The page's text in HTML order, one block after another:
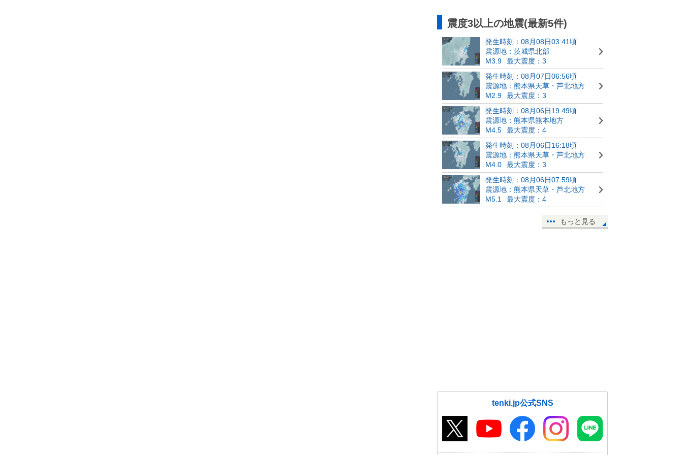
震度3以上の地震(最新5件)
発生時刻：08月08日03:41頃
震源地：茨城県北部
M3.9
最大震度：3
発生時刻：08月07日06:56頃
震源地：熊本県天草・芦北地方
M2.9
最大震度：3
発生時刻：08月06日19:49頃
震源地：熊本県熊本地方
M4.5
最大震度：4
発生時刻：08月06日16:18頃
震源地：熊本県天草・芦北地方
M4.0
最大震度：3
発生時刻：08月06日07:59頃
震源地：熊本県天草・芦北地方
M5.1
最大震度：4
もっと見る
tenki.jp公式SNS